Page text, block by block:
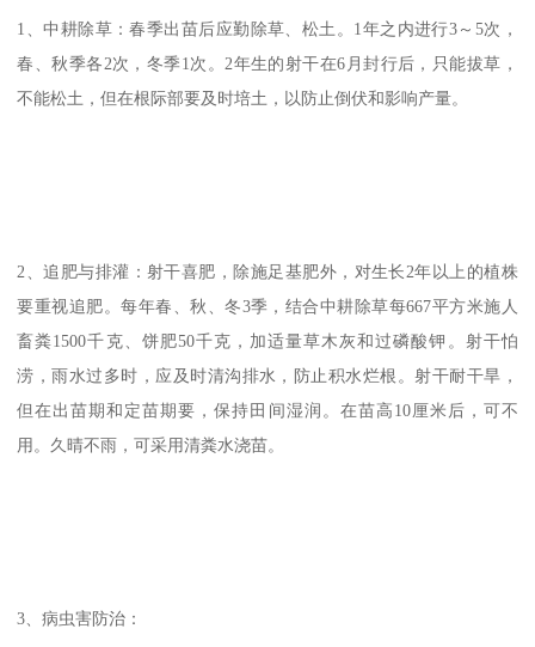
1、中耕除草：春季出苗后应勤除草、松土。1年之内进行3～5次，
春、秋季各2次，冬季1次。2年生的射干在6月封行后，只能拔草，
不能松土，但在根际部要及时培土，以防止倒伏和影响产量。
2、追肥与排灌：射干喜肥，除施足基肥外，对生长2年以上的植株
要重视追肥。每年春、秋、冬3季，结合中耕除草每667平方米施人
畜粪1500千克、饼肥50千克，加适量草木灰和过磷酸钾。射干怕
涝，雨水过多时，应及时清沟排水，防止积水烂根。射干耐干旱，
但在出苗期和定苗期要，保持田间湿润。在苗高10厘米后，可不
用。久晴不雨，可采用清粪水浇苗。
3、病虫害防治：